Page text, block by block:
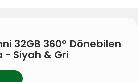
32GB 360° Dönebilen
- Siyah & Gri